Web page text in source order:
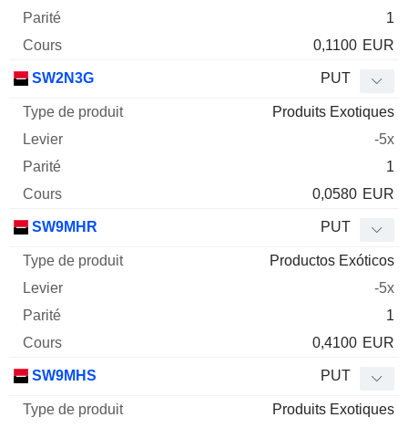
1
0,1100 EUR
SW2N3G PUT
Produits Exotiques
-5x
1
0,0580 EUR
SW9MHR PUT
Productos Exóticos
-5x
1
0,4100 EUR
SW9MHS PUT
Produits Exotiques